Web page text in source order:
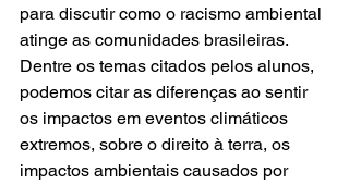
para discutir como o racismo ambiental
atinge as comunidades brasileiras.
Dentre os temas citados pelos alunos,
podemos citar as diferenças ao sentir
os impactos em eventos climáticos
extremos, sobre o direito à terra, os
impactos ambientais causados por